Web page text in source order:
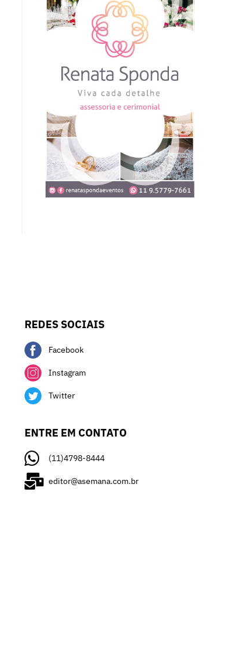
REDES SOCIAIS
Facebook
Instagram
Twitter
ENTRE EM CONTATO
(11)4798-8444
editor@asemana.com.br